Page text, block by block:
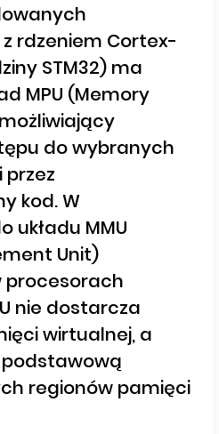
rdzeniem Cortex-
STM32) ma
MPU (Memory
do wybranych
kod. W
układu MMU
Unit)
nie dostarcza
wirtualnej, a
regionów pamięci